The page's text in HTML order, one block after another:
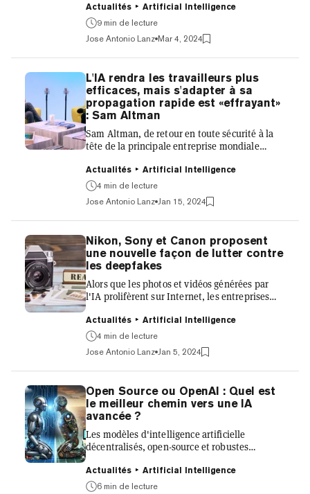
que l'UC Berkeley, l'Université Carnegie
Mellon et l'Université de Toronto, a annoncé la
sortie de la première version complète de son
générateur d'images éponyme. «Nous sommes
ravis de sortir Idéogramme 1.0, notre modèle
texte-image le plus avancé à ce jour», a déclaré
Idéogramme IA dans un article de blog officiel.
«Formé à partir de zéro comme tous les
modèles Idéogram...
Actualités
Artificial Intelligence
9 min de lecture
Jose Antonio Lanz Mar 4, 2024
L'IA rendra les travailleurs plus
efficaces, mais s'adapter à sa
propagation rapide est «effrayant»
: Sam Altman
Sam Altman, de retour en toute sécurité à la
tête de la principale entreprise mondiale
principalement des compromis positifs dans
une technologie qui se précipite rapidement
pour égaler l'intelligence humaine. «Bien que
nous abandonnions quelque chose ici, en
quelque sorte nous aurons des choses plus
intelligentes que nous», a-t-il déclaré au
magnat de la technologie Bill Gates lors d'une
récente conversation de podcast, «Si nous
pouvons entrer dans ce mo...
Actualités
Artificial Intelligence
4 min de lecture
Jose Antonio Lanz Jan 15, 2024
Nikon, Sony et Canon proposent
une nouvelle façon de lutter contre
les deepfakes
Alors que les photos et vidéos générées par
l'IA prolifèrent sur Internet, les entreprises
se précipitent pour développer des outils
permettant d'identifier les contenus falsifiés.
L'ajout d'un filigrane aux images générées par
ordinateur est une solution couramment
proposée, ajoutant un drapeau invisible sous
la forme de métadonnées cachées qui permet
de révéler qu'une image a été créée à l'aide
d'un outil d'IA génératif. Mais les chercheurs
ont déc...
Actualités
Artificial Intelligence
4 min de lecture
Jose Antonio Lanz Jan 5, 2024
Open Source ou OpenAI : Quel est
le meilleur chemin vers une IA
avancée ?
Les modèles d'intelligence artificielle
décentralisés, open-source et robustes
propriétaires bien financés comme le puissant
GPT-4 d'OpenAI ? Cette question
Actualités
Artificial Intelligence
6 min de lecture